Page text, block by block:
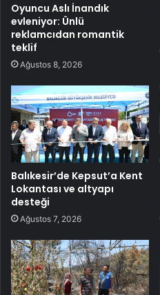
Oyuncu Aslı İnandık
evleniyor: Ünlü
reklamcıdan romantik
teklif
Ağustos 8, 2026
Balıkesir’de Kepsut’a Kent
Lokantası ve altyapı
desteği
Ağustos 7, 2026